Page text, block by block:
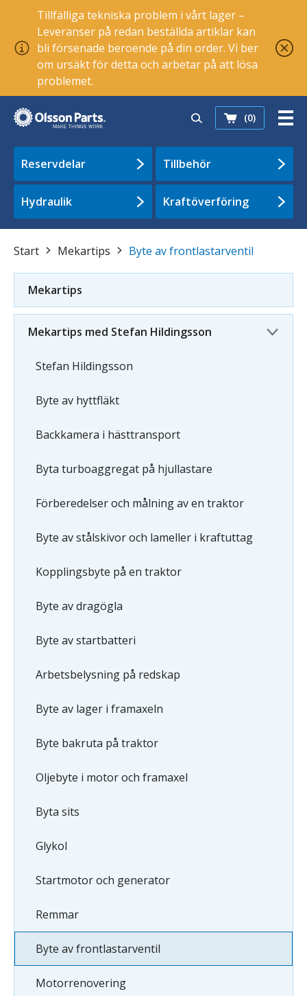
Tillfälliga tekniska problem i vårt lager –
Leveranser på redan beställda artiklar kan
bli försenade beroende på din order. Vi ber
om ursäkt för detta och arbetar på att lösa
problemet.
(0)
Reservdelar Tillbehör
Hydraulik Kraftöverföring
Start Mekartips Byte av frontlastarventil
Mekartips
Mekartips med Stefan Hildingsson
Stefan Hildingsson
Byte av hyttfläkt
Backkamera i hästtransport
Byta turboaggregat på hjullastare
Förberedelser och målning av en traktor
Byte av stålskivor och lameller i kraftuttag
Kopplingsbyte på en traktor
Byte av dragögla
Byte av startbatteri
Arbetsbelysning på redskap
Byte av lager i framaxeln
Byte bakruta på traktor
Oljebyte i motor och framaxel
Byta sits
Glykol
Startmotor och generator
Remmar
Byte av frontlastarventil
Motorrenovering